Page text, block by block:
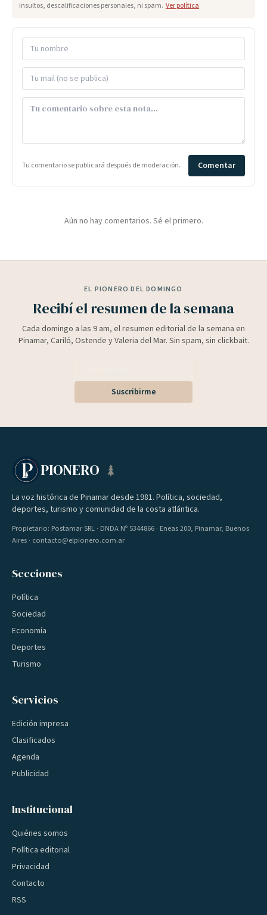
insultos, descalificaciones personales, ni spam. Ver política
Tu comentario se publicará después de moderación. Comentar
Aún no hay comentarios. Sé el primero.
EL PIONERO DEL DOMINGO
Recibí el resumen de la semana
Cada domingo a las 9 am, el resumen editorial de la semana en
Pinamar, Cariló, Ostende y Valeria del Mar. Sin spam, sin clickbait.
Suscribirme
PIONERO
La voz histórica de Pinamar desde 1981. Política, sociedad,
deportes, turismo y comunidad de la costa atlántica.
Propietario: Postamar SRL · DNDA Nº 5344866 · Eneas 200, Pinamar, Buenos
Aires · contacto@elpionero.com.ar
Secciones
Política
Sociedad
Economía
Deportes
Turismo
Servicios
Edición impresa
Clasificados
Agenda
Publicidad
Institucional
Quiénes somos
Política editorial
Privacidad
Contacto
RSS